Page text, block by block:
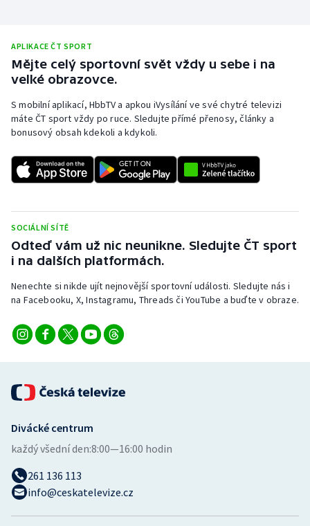
APLIKACE ČT SPORT
Mějte celý sportovní svět vždy u sebe i na
velké obrazovce.
S mobilní aplikací, HbbTV a apkou iVysílání ve své chytré televizi
máte ČT sport vždy po ruce. Sledujte přímé přenosy, články a
bonusový obsah kdekoli a kdykoli.
SOCIÁLNÍ SÍTĚ
Odteď vám už nic neunikne. Sledujte ČT sport
i na dalších platformách.
Nenechte si nikde ujít nejnovější sportovní události. Sledujte nás i
na Facebooku, X, Instagramu, Threads či YouTube a buďte v obraze.
Divácké centrum
každý všední den:8:00—16:00 hodin
261 136 113
info@ceskatelevize.cz